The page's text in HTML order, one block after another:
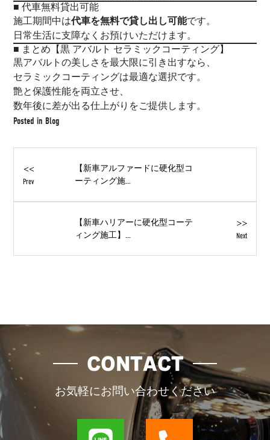
■ 代車無料貸出可能
施工期間中は代車を無料で貸し出し可能です。
日常生活に支障なくお預けいただけます。
■ まとめ【黒 アバルト セラミックコーティング】
黒アバルトの美しさを最大限に引き出すなら、
セラミックコーティングは最適な選択です。
艶と保護性能を両立させ、
数年後に差が出る仕上がりをご提供します。
Posted in Blog
<<
Prev
【新車アルファードに硬化型コ
ーティング施...
>>
Next
【新車ハリアーに硬化型コーテ
ィング施工】...
CONTACT
お気軽にお問い合わせください